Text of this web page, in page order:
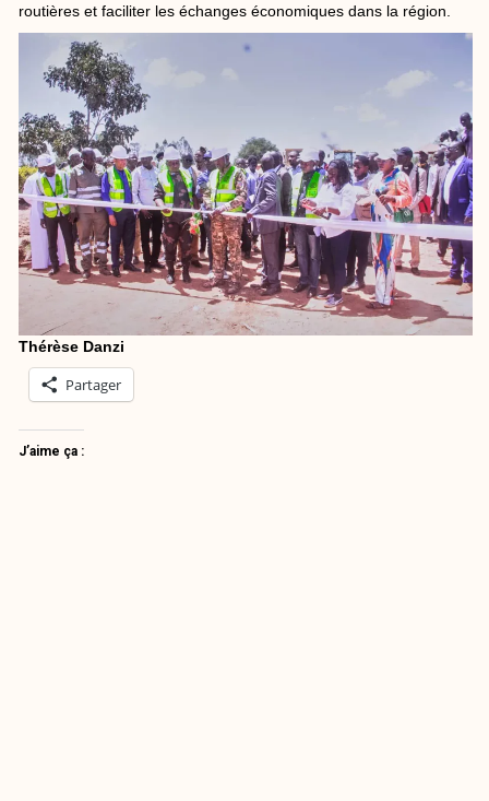
routières et faciliter les échanges économiques dans la région.
Thérèse Danzi
Partager
J’aime ça :